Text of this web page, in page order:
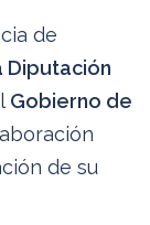
de
Diputación
Gobierno de
de su